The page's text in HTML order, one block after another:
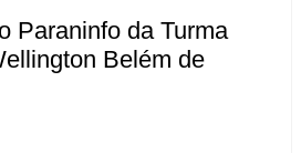
Paraninfo da Turma
Belém de